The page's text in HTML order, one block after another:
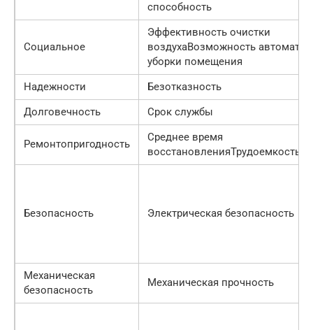
способность
Социальное
Эффективность очистки
воздухаВозможность
уборки помещения
Надежности
Безотказность
Долговечность
Срок службы
Ремонтопригодность
Среднее время
восстановленияТрудоемкость
Безопасность Электрическая безопасность
Механическая
безопасность
Механическая прочность